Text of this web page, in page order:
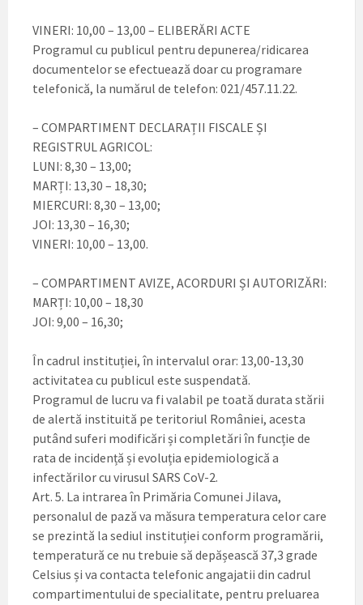
VINERI: 10,00 – 13,00 – ELIBERĂRI ACTE
Programul cu publicul pentru depunerea/ridicarea
documentelor se efectuează doar cu programare
telefonică, la numărul de telefon: 021/457.11.22.
– COMPARTIMENT DECLARAȚII FISCALE ȘI
REGISTRUL AGRICOL:
LUNI: 8,30 – 13,00;
MARȚI: 13,30 – 18,30;
MIERCURI: 8,30 – 13,00;
JOI: 13,30 – 16,30;
VINERI: 10,00 – 13,00.
– COMPARTIMENT AVIZE, ACORDURI ȘI AUTORIZĂRI:
MARȚI: 10,00 – 18,30
JOI: 9,00 – 16,30;
În cadrul instituției, în intervalul orar: 13,00-13,30
activitatea cu publicul este suspendată.
Programul de lucru va fi valabil pe toată durata stării
de alertă instituită pe teritoriul României, acesta
putând suferi modificări și completări în funcție de
rata de incidență și evoluția epidemiologică a
infectărilor cu virusul SARS CoV-2.
Art. 5. La intrarea în Primăria Comunei Jilava,
personalul de pază va măsura temperatura celor care
se prezintă la sediul instituției conform programării,
temperatură ce nu trebuie să depășească 37,3 grade
Celsius și va contacta telefonic angajatii din cadrul
compartimentului de specialitate, pentru preluarea